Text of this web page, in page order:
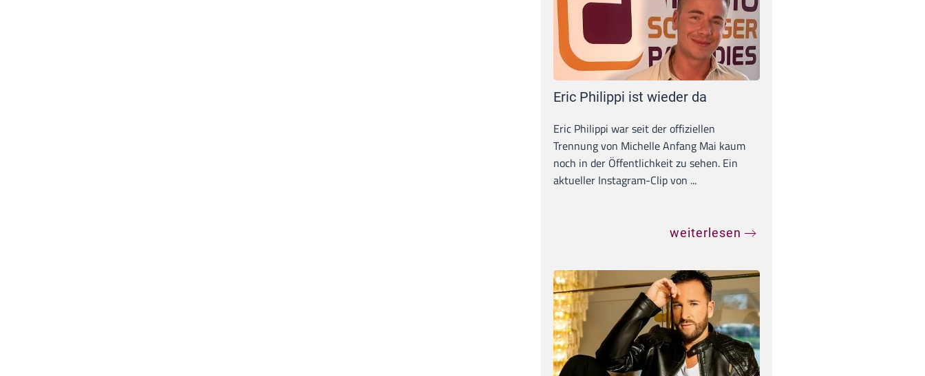
Eric Philippi ist wieder da
Eric Philippi war seit der offiziellen
Trennung von Michelle Anfang Mai kaum
noch in der Öffentlichkeit zu sehen. Ein
aktueller Instagram-Clip von ...
weiterlesen